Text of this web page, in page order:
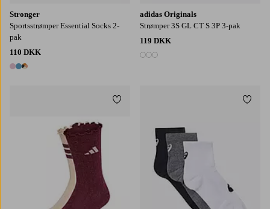
Stronger
Sportsstrømper Essential Socks 2-
pak
110 DKK
3 farver
adidas Originals
Strømper 3S GL CT S 3P 3-pak
119 DKK
3 farver
Tilføj til favoritter